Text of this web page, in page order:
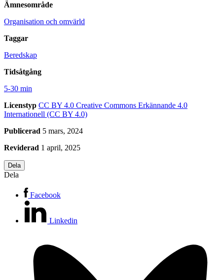
Ämnesområde
Organisation och omvärld
Taggar
Beredskap
Tidsåtgång
5-30 min
Licenstyp CC BY 4.0 Creative Commons Erkännande 4.0
Internationell (CC BY 4.0)
Publicerad 5 mars, 2024
Reviderad 1 april, 2025
Dela
Dela
Facebook
Linkedin